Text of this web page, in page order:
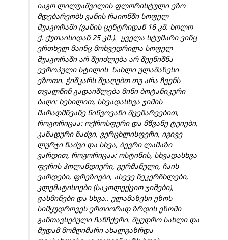
იაგო ლილუაშვილის ფლორისტული ეზო
მდებარეობს ვანის რაიონში სოფელ
შუაგორაში (ვანის ცენტრიდან 16 კმ. ხოლო
ქ. ქუთაისიდან 25 კმ.). ყველა სტუმარი ვინც
ერთხელ მაინც მოხვედრილა სოფელ
შუაგორაში არ შეიძლება არ შეენიშნა
ევროპული სტილის სახლი ულამაზესი
ეზოთი. ჭიშკარს შეაღებთ თუ არა ჩვენს
თვალწინ გადაიშლება მინი ბოტანიკური
ბაღი: ხეხილით, სხვადასხვა ჯიშის
მარადმწვანე წიწვოვანი მცენარეებით,
როგორიცაა: ოქროსფერი და მწვანე ტუიები,
კანადური ნაძვი, ვერცხლისფერი, იგივე
ლურჯი ნაძვი და სხვა, ბევრი ლამაზი
ვარდით, როგორიცაა: ოსტინის, სხვადასხვა
ფერის ჰოლანდიური, გერმანული, ჩაის
ვარდები, ფრეზიები, ასევე ნეკერჩხლები,
კლემატისიები (საკოლექციო ჯიშები),
ჟასმინები და სხვა.. ულამაზესი ეზოს
სიმყუდროვეს ერთიორად ზრდის ეზოში
განთავსებული ჩანჩქერი. მყუდრო სახლი და
მუდამ მომღიმარი ახალგაზრდა